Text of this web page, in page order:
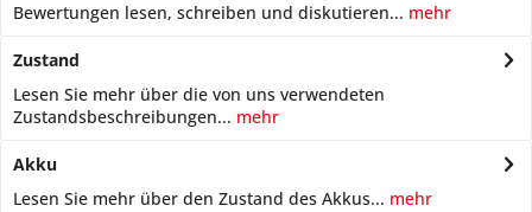
Bewertungen lesen, schreiben und diskutieren... mehr
Zustand
Lesen Sie mehr über die von uns verwendeten
Zustandsbeschreibungen... mehr
Akku
Lesen Sie mehr über den Zustand des Akkus... mehr